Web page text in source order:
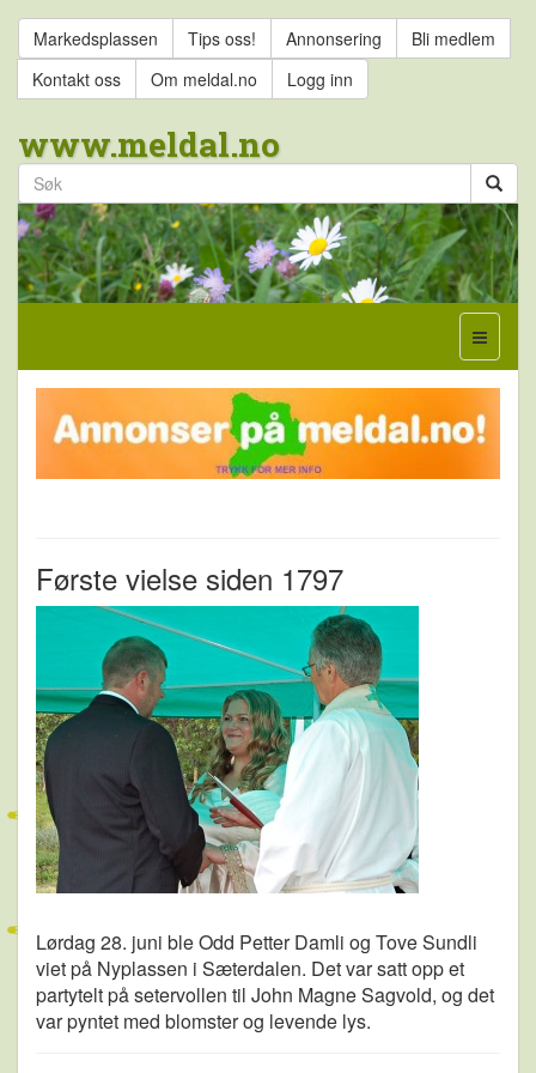
Markedsplassen Tips oss! Annonsering
Bli medlem
Kontakt oss
Om meldal.no Logg inn
www.meldal.no
Første vielse siden 1797
Lørdag 28. juni ble Odd Petter Damli og Tove Sundli
viet på Nyplassen i Sæterdalen. Det var satt opp et
partytelt på setervollen til John Magne Sagvold, og det
var pyntet med blomster og levende lys.